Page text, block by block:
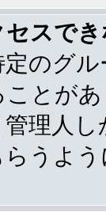
スで
のグ
とが
理人
うよ